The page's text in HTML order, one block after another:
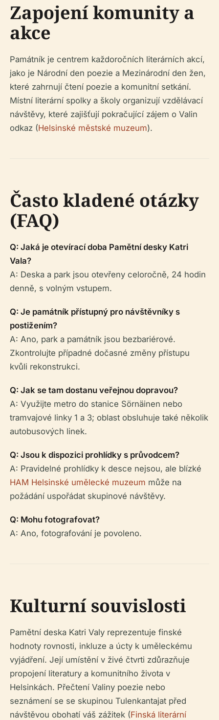
Zapojení komunity a
akce
Památník je centrem každoročních literárních akcí,
jako je Národní den poezie a Mezinárodní den žen,
které zahrnují čtení poezie a komunitní setkání.
Místní literární spolky a školy organizují vzdělávací
návštěvy, které zajišťují pokračující zájem o Valin
odkaz (Helsinské městské muzeum).
Často kladené otázky
(FAQ)
Q: Jaká je otevírací doba Pamětní desky Katri
Vala?
A: Deska a park jsou otevřeny celoročně, 24 hodin
denně, s volným vstupem.
Q: Je památník přístupný pro návštěvníky s
postižením?
A: Ano, park a památník jsou bezbariérové.
Zkontrolujte případné dočasné změny přístupu
kvůli rekonstrukci.
Q: Jak se tam dostanu veřejnou dopravou?
A: Využijte metro do stanice Sörnäinen nebo
tramvajové linky 1 a 3; oblast obsluhuje také několik
autobusových linek.
Q: Jsou k dispozici prohlídky s průvodcem?
A: Pravidelné prohlídky k desce nejsou, ale blízké
HAM Helsinské umělecké muzeum může na
požádání uspořádat skupinové návštěvy.
Q: Mohu fotografovat?
A: Ano, fotografování je povoleno.
Kulturní souvislosti
Pamětní deska Katri Valy reprezentuje finské
hodnoty rovnosti, inkluze a úcty k uměleckému
vyjádření. Její umístění v živé čtvrti zdůrazňuje
propojení literatury a komunitního života v
Helsinkách. Přečtení Valiny poezie nebo
seznámení se se skupinou Tulenkantajat před
návštěvou obohatí váš zážitek (Finská literární